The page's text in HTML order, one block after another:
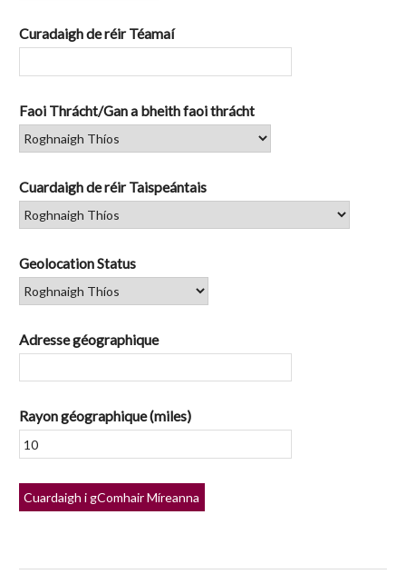
Curadaigh de réir Téamaí
Faoi Thrácht/Gan a bheith faoi thrácht
Cuardaigh de réir Taispeántais
Geolocation Status
Adresse géographique
Rayon géographique (miles)